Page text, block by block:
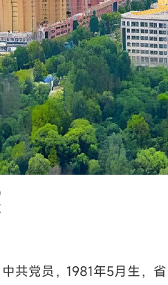
共党员，1981年5月生，省